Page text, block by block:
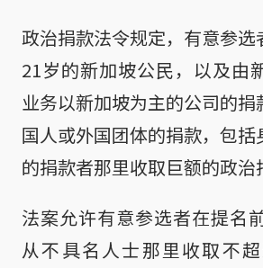
政治捐款法令规定，有意参
21岁的新加坡公民，以及由
业务以新加坡为主的公司的
国人或外国团体的捐款，包括
的捐款者那里收取巨额的政治
法案允许有意参选者在提名
从不具名人士那里收取不